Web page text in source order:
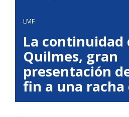
LMF
La continuidad
Quilmes, gran
presentación
fin a una racha